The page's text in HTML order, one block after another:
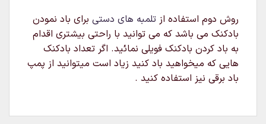
روش دوم استفاده از تلمبه های دستی برای باد نمودن
بادکنک می باشد که می توانید با راحتی بیشتری اقدام
به باد کردن بادکنک فویلی نمائید. اگر تعداد بادکنک
هایی که میخواهید باد کنید زیاد است میتوانید از پمپ
باد برقی نیز استفاده کنید .